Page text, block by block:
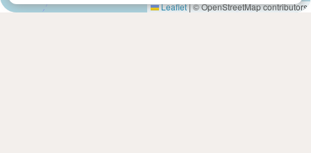
Leaflet|© OpenStreetMap contributors